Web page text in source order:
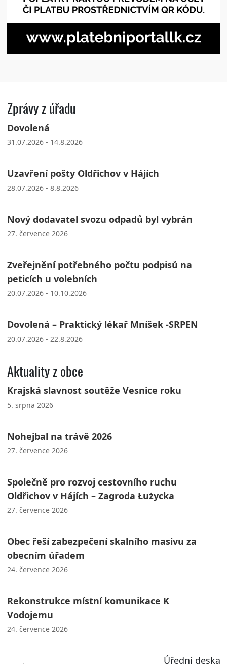
Zprávy z úřadu
Dovolená
31.07.2026 - 14.8.2026
Uzavření pošty Oldřichov v Hájích
28.07.2026 - 8.8.2026
Nový dodavatel svozu odpadů byl vybrán
27. července 2026
Zveřejnění potřebného počtu podpisů na
peticích u volebních
20.07.2026 - 10.10.2026
Dovolená – Praktický lékař Mníšek -SRPEN
20.07.2026 - 22.8.2026
Aktuality z obce
Krajská slavnost soutěže Vesnice roku
5. srpna 2026
Nohejbal na trávě 2026
27. července 2026
Společně pro rozvoj cestovního ruchu
Oldřichov v Hájích – Zagroda Łużycka
27. července 2026
Obec řeší zabezpečení skalního masivu za
obecním úřadem
24. července 2026
Rekonstrukce místní komunikace K
Vodojemu
24. července 2026
Úřední deska